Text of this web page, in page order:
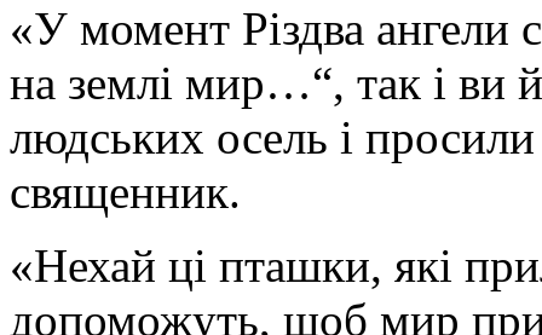
«У момент Різдва ангели
на землі мир…“, так і ви
людських осель і
священник.
«Нехай ці пташки, які
допоможуть, щоб мир